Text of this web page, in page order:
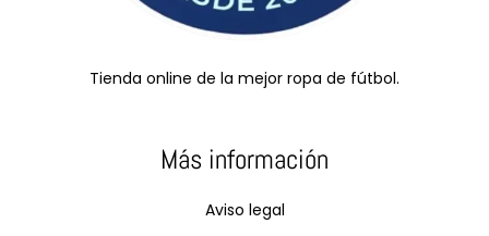
Tienda online de la mejor ropa de fútbol.
Más información
Aviso legal